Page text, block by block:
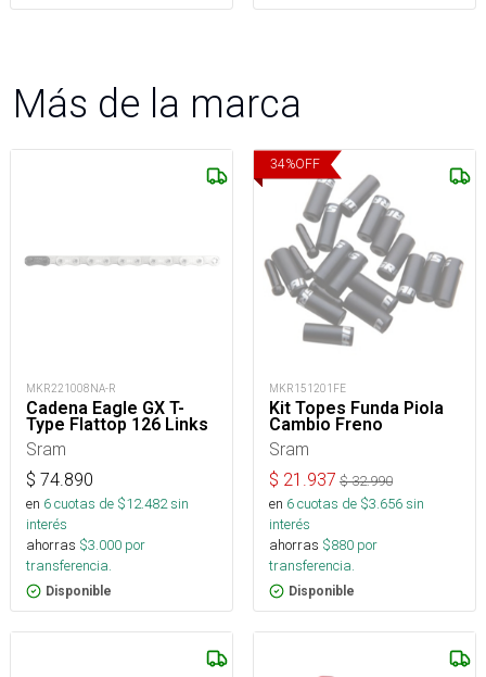
Más de la marca
MKR221008NA-R
Cadena Eagle GX T-
Type Flattop 126 Links
Sram
$ 74.890
en 6cuotas de $12.482sin
interés
ahorras $3.000 por
transferencia.
Disponible
34%OFF
MKR151201FE
Kit Topes Funda Piola
Cambio Freno
Sram
$ 21.937 $32.990
en 6cuotas de $3.656sin
interés
ahorras $880 por
transferencia.
Disponible